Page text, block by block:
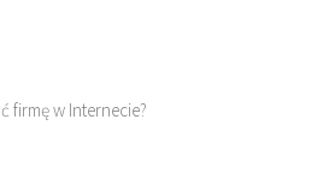
firmę w Internecie?